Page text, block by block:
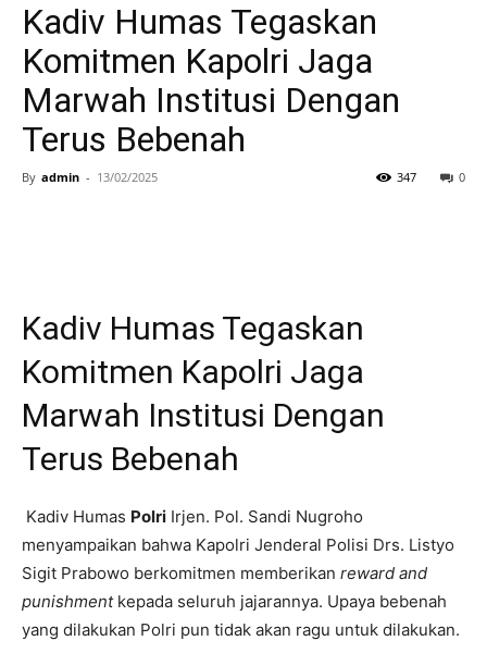
Kadiv Humas Tegaskan
Komitmen Kapolri Jaga
Marwah Institusi Dengan
Terus Bebenah
By admin - 13/02/2025 0
347
Kadiv Humas Tegaskan
Komitmen Kapolri Jaga
Marwah Institusi Dengan
Terus Bebenah
Kadiv Humas Polri Irjen. Pol. Sandi Nugroho
menyampaikan bahwa Kapolri Jenderal Polisi Drs. Listyo
Sigit Prabowo berkomitmen memberikan reward and
punishmentkepada seluruh jajarannya. Upaya bebenah
yang dilakukan Polri pun tidak akan ragu untuk dilakukan.